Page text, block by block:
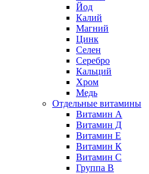
Йод
Калий
Магний
Цинк
Селен
Серебро
Кальций
Хром
Медь
Отдельные витамины
Витамин А
Витамин Д
Витамин Е
Витамин К
Витамин С
Группа В